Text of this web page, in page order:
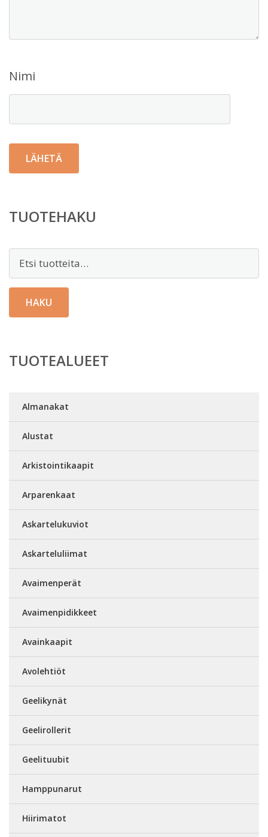
Nimi
TUOTEHAKU
Etsi:
HAKU
TUOTEALUEET
Almanakat
Alustat
Arkistointikaapit
Arparenkaat
Askartelukuviot
Askarteluliimat
Avaimenperät
Avaimenpidikkeet
Avainkaapit
Avolehtiöt
Geelikynät
Geelirollerit
Geelituubit
Hamppunarut
Hiirimatot